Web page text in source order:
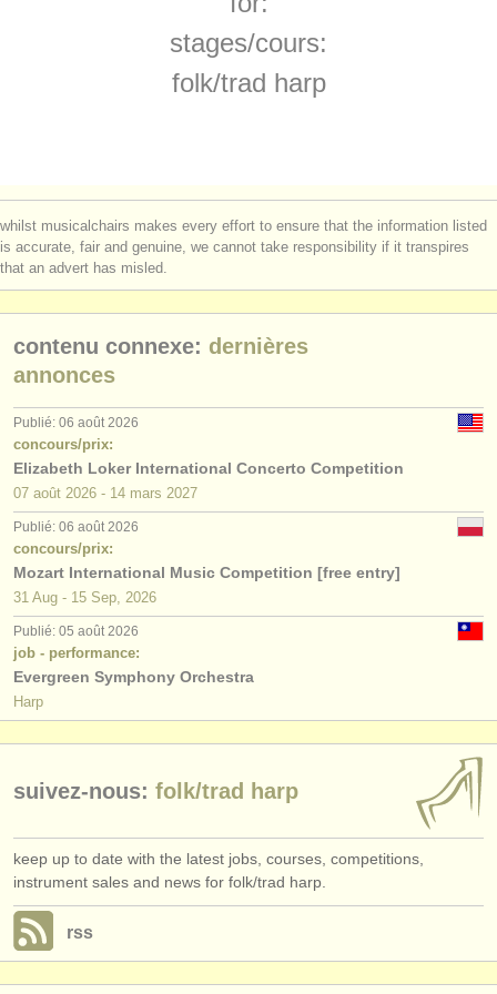
instruments volés
conservatoires
orchestres de jeunes
contactez nous
rss feeds
actualités musique classique
éditeurs:
ajouter votre annonce
find out about our
ATS
s'identifier
trad harp
stages/cours:
folk/trad harp
whilst musicalchairs makes every effort to ensure that the information listed
is accurate, fair and genuine, we cannot take responsibility if it transpires
that an advert has misled.
contenu connexe: dernières
annonces
Publié: 06 août 2026
concours/prix:
Elizabeth Loker International Concerto Competition
07 août 2026 - 14 mars 2027
Publié: 06 août 2026
concours/prix:
Mozart International Music Competition [free entry]
31 Aug - 15 Sep, 2026
Publié: 05 août 2026
job - performance:
Evergreen Symphony Orchestra
Harp
suivez-nous: folk/trad harp
keep up to date with the latest jobs, courses, competitions,
instrument sales and news for folk/trad harp.
rss